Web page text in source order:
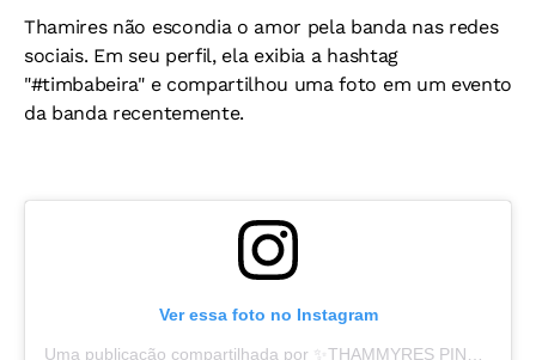
Thamires não escondia o amor pela banda nas redes
sociais. Em seu perfil, ela exibia a hashtag
"#timbabeira" e compartilhou uma foto em um evento
da banda recentemente.
Ver essa foto no Instagram